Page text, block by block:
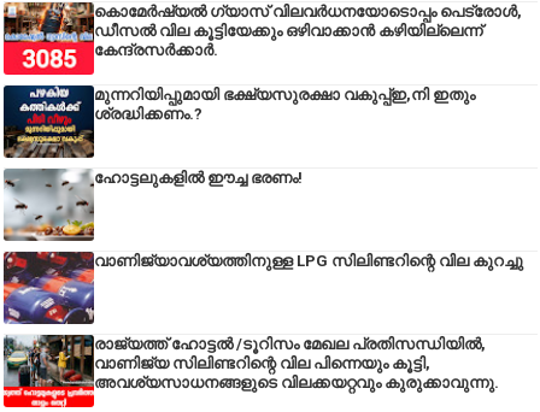
കൊമേർഷ്യൽ ഗ്യാസ് വിലവർധനയോടൊപ്പം പെട്രോൾ,
ഡീസല്‍ വില കൂട്ടിയേക്കും ഒഴിവാക്കാന്‍ കഴിയില്ലെന്ന്
കേന്ദ്രസര്‍ക്കാര്‍.
മുന്നറിയിപ്പുമായി ഭക്ഷ്യസുരക്ഷാ വകുപ്പ്ഇ,നി ഇതും
ശ്രദ്ധിക്കണം.?
ഹോട്ടലുകളിൽ ഈച്ച ഭരണം!
വാണിജ്യാവശ്യത്തിനുള്ള LPG സിലിണ്ടറിന്റെ വില കുറച്ചു
രാജ്യത്ത് ഹോട്ടൽ /ടൂറിസം മേഖല പ്രതിസന്ധിയിൽ,
വാണിജ്യ സിലിണ്ടറിന്റെ വില പിന്നെയും കൂട്ടി,
അവശ്യസാധനങ്ങളുടെ വിലക്കയറ്റവും കുരുക്കാവുന്നു.